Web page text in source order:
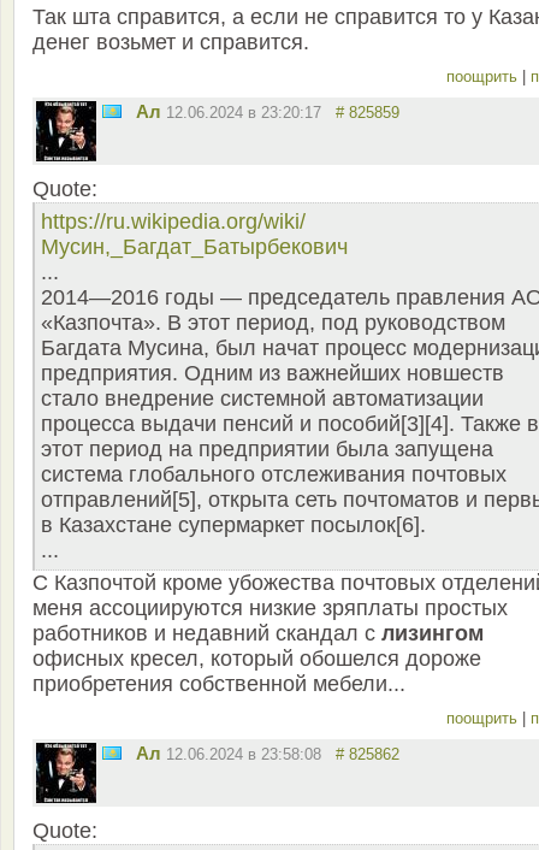
Так шта справится, а если не справится то у
денег возьмет и справится.
поощрить
Ал 12.06.2024 в 23:20:17 # 825859
Quote:
https://ru.wikipedia.org/wiki/
Мусин,_Багдат_Батырбекович
...
2014—2016 годы — председатель правления
«Казпочта». В этот период, под руководством
Багдата Мусина, был начат процесс
предприятия. Одним из важнейших новшеств
стало внедрение системной автоматизации
процесса выдачи пенсий и пособий[3][4]. Также в
этот период на предприятии была запущена
система глобального отслеживания почтовых
отправлений[5], открыта сеть почтоматов и
в Казахстане супермаркет посылок[6].
...
С Казпочтой кроме убожества почтовых
меня ассоциируются низкие зряплаты простых
работников и недавний скандал с лизингом
офисных кресел, который обошелся дороже
приобретения собственной мебели...
поощрить
Ал 12.06.2024 в 23:58:08 # 825862
Quote: